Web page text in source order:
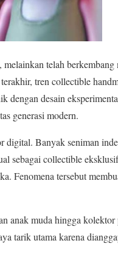
telah berkembang
tren collectible
dengan desain
generasi modern.
digital. Banyak seniman
sebagai collectible
Fenomena tersebut
anak muda hingga
tarik utama karena